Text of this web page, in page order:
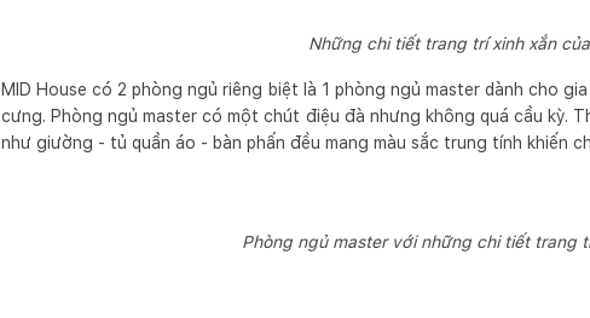
Những chi tiết trang trí xinh xắn
MID House có 2 phòng ngủ riêng biệt là 1 phòng ngủ master dành cho
cưng. Phòng ngủ master có một chút điệu đà nhưng không quá cầu kỳ.
như giường - tủ quần áo - bàn phấn đều mang màu sắc trung tính khiến
Phòng ngủ master với những chi tiết trang